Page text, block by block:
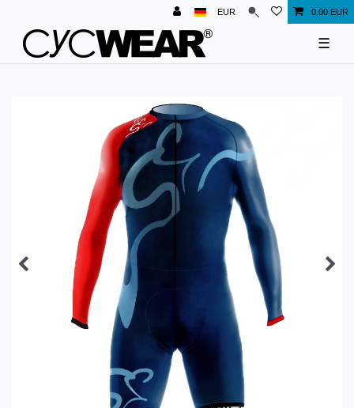
EUR 0,00 EUR
☰